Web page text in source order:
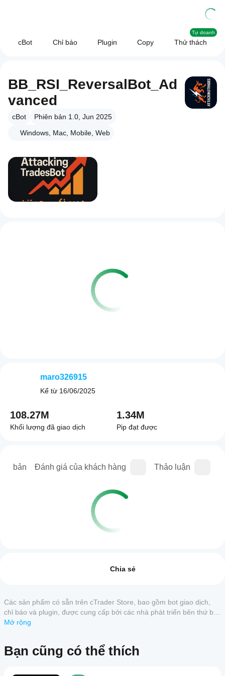
cBot Chỉ báo Plugin Copy Thử thách
Tự doanh
BB_RSI_ReversalBot_Ad
vanced
cBot
Phiên bản 1.0, Jun 2025
Windows, Mac, Mobile, Web
bản Đánh giá của khách hàng Thảo luận
Đánh giá của khách hàng
Tất cả
Sản
phẩm
chưa
chạy
cBot?
Sau
đặt,
hãy
Ứng
cTrader
nào hỗ
Chia sẻ
Các sản phẩm có sẵn trên cTrader Store, bao gồm bot giao dịch,
chỉ báo và plugin, được cung cấp bởi các nhà phát triển bên thứ ba
và chỉ nhằm mục đích cung cấp thông tin và tiếp cận kỹ thuật.
hiệu suất trong tương lai.
Mở rộng
Bạn cũng có thể thích
maro326915
Kể từ 16/06/2025
108.27M
Khối lượng đã giao dịch
1.34M
Pip đạt được